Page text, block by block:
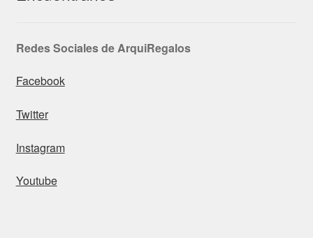
Redes Sociales de ArquiRegalos
Facebook
Twitter
Instagram
Youtube